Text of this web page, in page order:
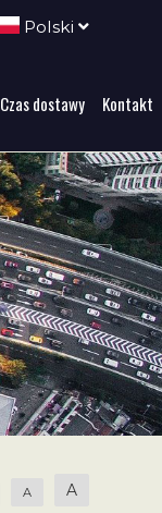
Polski
Czas dostawy Kontakt
A A